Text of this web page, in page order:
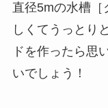
直径5mの水槽［
しくてうっとり
ドを作ったら思
いでしょう！